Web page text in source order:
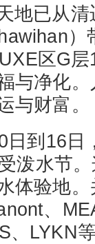
地已从
）
区G
与净化
与财富。
日到16日
泼水节
体验地
、
、LYKN